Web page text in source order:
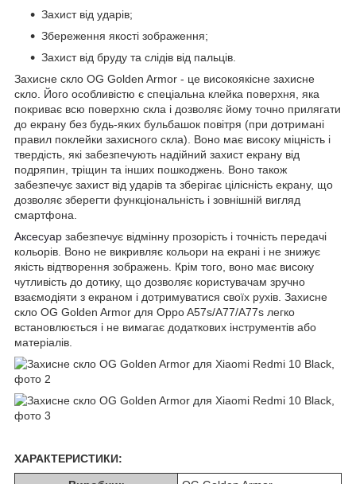
Захист від ударів;
Збереження якості зображення;
Захист від бруду та слідів від пальців.
Захисне скло OG Golden Armor - це високоякісне захисне
скло. Його особливістю є спеціальна клейка поверхня, яка
покриває всю поверхню скла і дозволяє йому точно прилягати
до екрану без будь-яких бульбашок повітря (при дотримані
правил поклейки захисного скла). Воно має високу міцність і
твердість, які забезпечують надійний захист екрану від
подряпин, тріщин та інших пошкоджень. Воно також
забезпечує захист від ударів та зберігає цілісність екрану, що
дозволяє зберегти функціональність і зовнішній вигляд
смартфона.
Аксесуар забезпечує відмінну прозорість і точність передачі
кольорів. Воно не викривляє кольори на екрані і не знижує
якість відтворення зображень. Крім того, воно має високу
чутливість до дотику, що дозволяє користувачам зручно
взаємодіяти з екраном і дотримуватися своїх рухів. Захисне
скло OG Golden Armor для Oppo A57s/A77/A77s легко
встановлюється і не вимагає додаткових інструментів або
матеріалів.
ХАРАКТЕРИСТИКИ: